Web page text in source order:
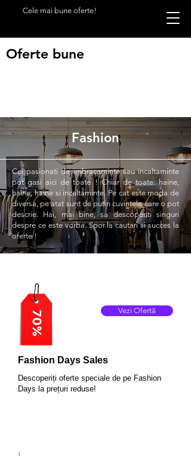
Cele mai bune oferte!
Oferte bune
Fashion
Cei pasionati de imbracaminte sau incaltaminte
pot gasi aici de toate ! Chiar de toate: haine,
haine, haine si incaltaminte. Pe cat este moda de
diversa, pe atat sunt de putin cuvintele care o pot
descrie. Hai, mai bine, sa descoperiti singuri
despre ce este vorba. Spor la cautari si succes la
oferte !
Vezi Ofertă
Fashion Days Sales
Descoperiți oferte speciale de pe Fashion
Days la prețuri reduse!